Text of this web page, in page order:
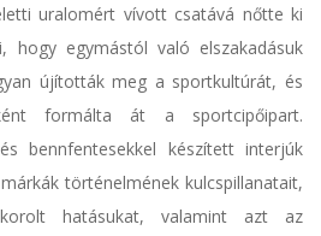
uralomért vívott csatává nőtte ki
hogy egymástól való elszakadásuk
újították meg a sportkultúrát, és
formálta át a sportcipőipart.
bennfentesekkel készített interjúk
történelmének kulcspillanatait,
hatásukat, valamint azt az